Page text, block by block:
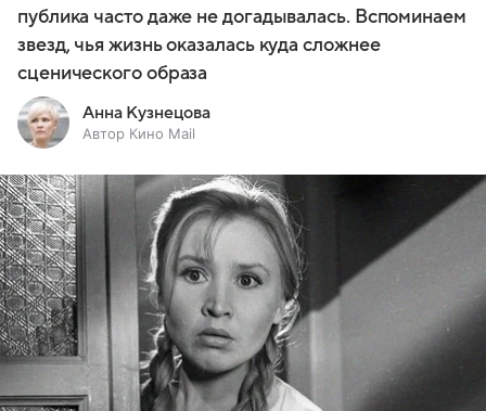
публика часто даже не догадывалась. Вспоминаем
звезд, чья жизнь оказалась куда сложнее
сценического образа
Анна Кузнецова
Автор Кино Mail